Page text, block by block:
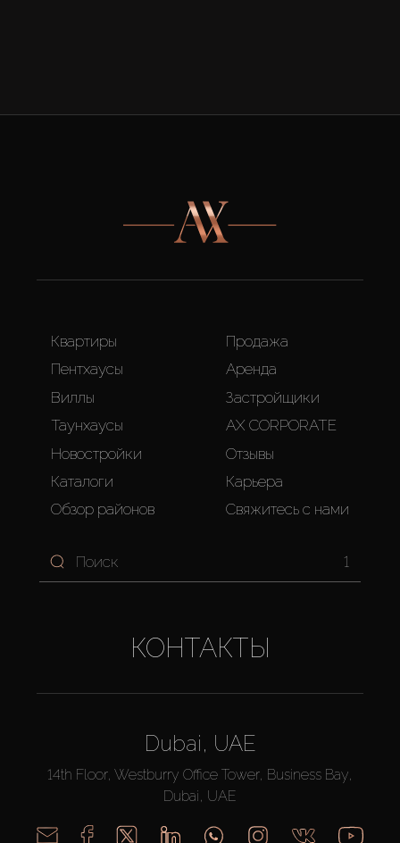
Квартиры
Пентхаусы
Виллы
Таунхаусы
Новостройки
Каталоги
Обзор районов
Продажа
Аренда
Застройщики
AX CORPORATE
Отзывы
Карьера
Свяжитесь с нами
1
КОНТАКТЫ
Dubai, UAE
14th Floor, Westburry Office Tower, Business Bay,
Dubai, UAE